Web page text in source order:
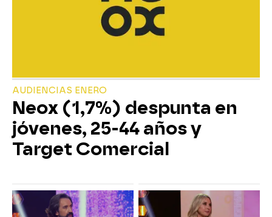
AUDIENCIAS ENERO
Neox (1,7%) despunta en
jóvenes, 25-44 años y
Target Comercial